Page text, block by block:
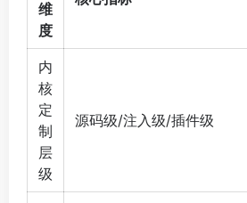
维
度
内
核
定
制
层
级
源码级/注入级/插件级